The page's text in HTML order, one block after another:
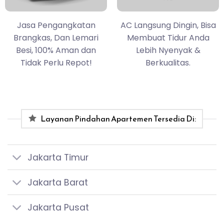
Jasa Pengangkatan
Brangkas, Dan Lemari
Besi, 100% Aman dan
Tidak Perlu Repot!
AC Langsung Dingin, Bisa
Membuat Tidur Anda
Lebih Nyenyak &
Berkualitas.
Layanan Pindahan Apartemen Tersedia Di:
Jakarta Timur
Jakarta Barat
Jakarta Pusat